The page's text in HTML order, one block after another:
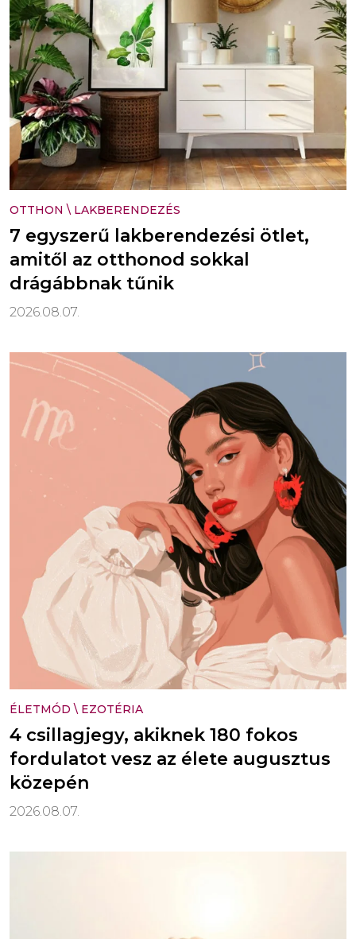
OTTHON \ LAKBERENDEZÉS
7 egyszerű lakberendezési ötlet,
amitől az otthonod sokkal
drágábbnak tűnik
2026.08.07.
ÉLETMÓD \ EZOTÉRIA
4 csillagjegy, akiknek 180 fokos
fordulatot vesz az élete augusztus
közepén
2026.08.07.